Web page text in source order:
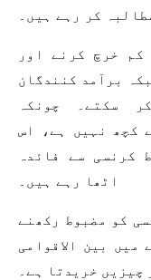
کر رہے ہیں۔
کم خرچ کرنے اور
برآمد کنندگان
سکتے۔ چونکہ
کچھ نہیں ہے، اس
کرنسی سے فائدہ
اٹھا رہے ہیں۔
کو مضبوط رکھنے
بین الاقوامی
چیزیں خریدتا ہے۔